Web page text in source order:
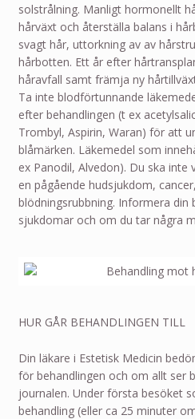
solstrålning. Manligt hormonellt
hårväxt och återställa balans i
svagt hår, uttorkning av av
hårbotten. Ett år efter
håravfall samt främja ny
Ta inte blodförtunnande
efter behandlingen (t ex
Trombyl, Aspirin, Waran) för att
blåmärken. Läkemedel som
ex Panodil, Alvedon). Du ska inte
en pågående hudsjukdom,
blödningsrubbning. Informera din
sjukdomar och om du tar några
HUR GÅR BEHANDLINGEN TILL
Din läkare i Estetisk Medicin
för behandlingen och om allt ser
journalen. Under första besöket
behandling (eller ca 25 minuter